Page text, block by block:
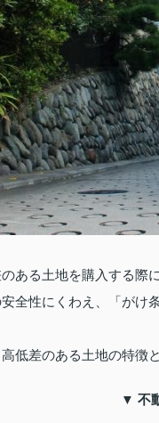
ある土地を購入する際
全性にくわえ、「がけ
低差のある土地の特徴
▼ 不